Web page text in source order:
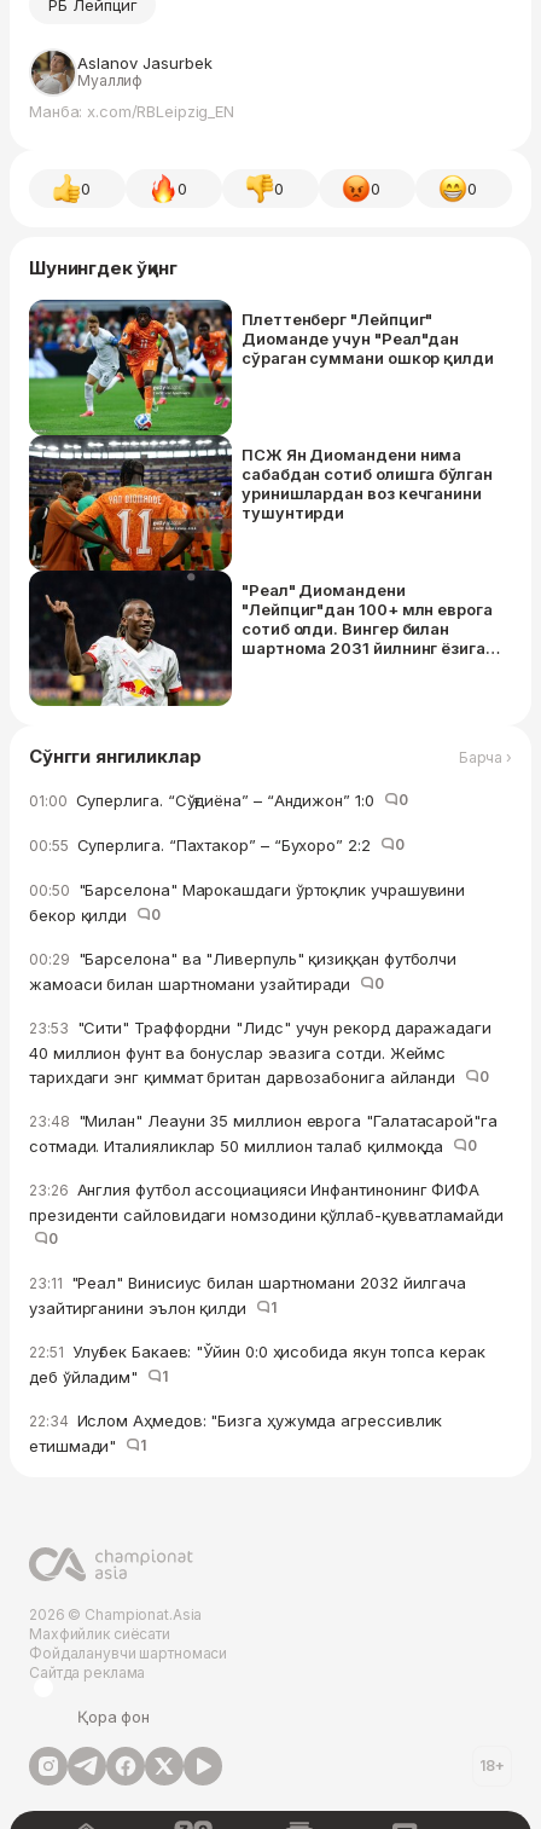
РБ Лейпциг
Aslanov Jasurbek
Муаллиф
Манба: x.com/RBLeipzig_EN
0 0 0 0 0
Шунингдек ўқинг
Плеттенберг "Лейпциг"
Диомандe учун "Реал"дан
сўраган суммани ошкор қилди
ПСЖ Ян Диомандeни нима
сабабдан сотиб олишга бўлган
уринишлардан воз кечганини
тушунтирди
"Реал" Диомандени
"Лейпциг"дан 100+ млн еврога
сотиб олди. Вингер билан
шартнома 2031 йилнинг ёзига
Сўнгги янгиликлар Барча ›
01:00 Суперлига. “Сўғдиёна” – “Андижон” 1:0 0
00:55 Суперлига. “Пахтакор” – “Бухоро” 2:2 0
00:50 "Барселона" Марокашдаги ўртоқлик учрашувини
бекор қилди
0
00:29 "Барселона" ва "Ливерпуль" қизиққан футболчи
жамоаси билан шартномани узайтиради
0
23:53 "Сити" Траффордни "Лидс" учун рекорд даражадаги
40 миллион фунт ва бонуслар эвазига сотди. Жеймс
тарихдаги энг қиммат британ дарвозабонига айланди
0
23:48 "Милан" Леауни 35 миллион еврога "Галатасарой"га
сотмади. Италияликлар 50 миллион талаб қилмоқда
0
23:26 Англия футбол ассоциацияси Инфантинонинг ФИФА
президенти сайловидаги номзодини қўллаб-қувватламайди
0
23:11 "Реал" Винисиус билан шартномани 2032 йилгача
узайтирганини эълон қилди
1
22:51 Улуғбек Бакаев: "Ўйин 0:0 ҳисобида якун топса керак
деб ўйладим"
1
22:34 Ислом Аҳмедов: "Бизга ҳужумда агрессивлик
етишмади"
1
2026 © Championat.Asia
Махфийлик сиёсати
Фойдаланувчи шартномаси
Сайтда реклама
Қора фон
18+